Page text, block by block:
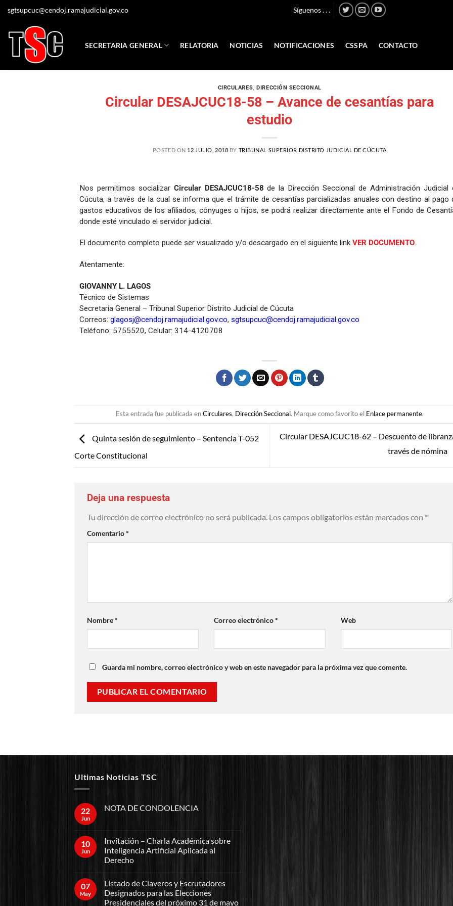
sgtsupcuc@cendoj.ramajudicial.gov.co Síguenos . . .
SECRETARIA GENERAL RELATORIA NOTICIAS NOTIFICACIONES CSSPA CONTACTO
CIRCULARES,DIRECCIÓN SECCIONAL
Circular DESAJCUC18-58 – Avance de cesantías para
estudio
POSTED ON 12 JULIO, 2018 BY TRIBUNAL SUPERIOR DISTRITO JUDICIAL DE CÚCUTA
Nos permitimos socializar Circular DESAJCUC18-58 de la Dirección Seccional de Administración Judicial
Cúcuta, a través de la cual se informa que el trámite de cesantías parcializadas anuales con destino al pago
gastos educativos de los afiliados, cónyuges o hijos, se podrá realizar directamente ante el Fondo de
donde esté vinculado el servidor judicial.
El documento completo puede ser visualizado y/o descargado en el siguiente link VER DOCUMENTO.
Atentamente:
GIOVANNY L. LAGOS
Técnico de Sistemas
Secretaría General – Tribunal Superior Distrito Judicial de Cúcuta
Correos: glagosj@cendoj.ramajudicial.gov.co, sgtsupcuc@cendoj.ramajudicial.gov.co
Teléfono: 5755520, Celular: 314-4120708
Esta entrada fue publicada enCirculares, Dirección Seccional. Marque como favorito el Enlace permanente.
Quinta sesión de seguimiento – Sentencia T-052
Corte Constitucional
Circular DESAJCUC18-62 – Descuento de
través de nómina
Deja una respuesta
Tu dirección de correo electrónico no será publicada. Los campos obligatorios están marcados con *
Comentario*
Nombre* Correo electrónico* Web
Guarda mi nombre, correo electrónico y web en este navegador para la próxima vez que comente.
Ultimas Noticias TSC
22
Jun
NOTA DE CONDOLENCIA
10
Jun
Invitación – Charla Académica sobre
Inteligencia Artificial Aplicada al
Derecho
07
May
Listado de Claveros y Escrutadores
Designados para las Elecciones
Presidenciales del próximo 31 de mayo